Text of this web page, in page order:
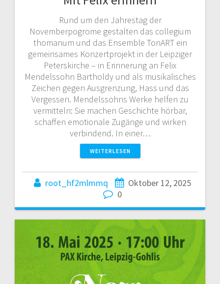
Rund um den Jahrestag der
Novemberpogrome gestalten das collegium
thomanum und das Ensemble TonART ein
gemeinsames Konzertprojekt in der Leipziger
Peterskirche – in Erinnerung an Felix
Mendelssohn Bartholdy und als musikalisches
Zeichen gegen Ausgrenzung, Hass und das
Vergessen. Mendelssohns Werke helfen zu
vermitteln: Sie machen Geschichte hörbar,
schaffen emotionale Zugänge und wirken
verbindend. In einer…
WEITERLESEN
root_hf2mlmmq
Oktober 12, 2025
0